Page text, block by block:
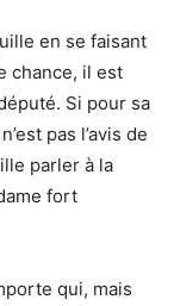
en se faisant
chance, il est
Si pour sa
pas l’avis de
parler à la
fort
qui, mais